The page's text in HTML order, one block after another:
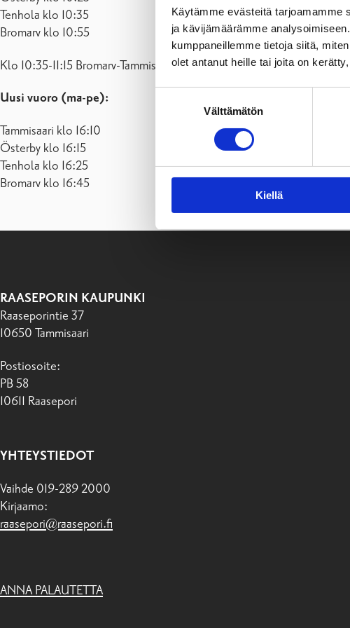
Käytämme evästeitä tarjoamamme
ja kävijämäärämme
kumppaneillemme tietoja siitä,
olet antanut heille tai joita on
Välttämätön
Kiellä
Tenhola klo 10:35
Bromarv klo 10:55
Klo 10:35-11:15 Bromarv-Tammisaari vuorolakkautetetaan eli ei kulje
Uusi vuoro (ma-pe):
Tammisaari klo 16:10
Österby klo 16:15
Tenhola klo 16:25
Bromarv klo 16:45
RAASEPORIN KAUPUNKI
Raaseporintie 37
10650 Tammisaari
Postiosoite:
PB 58
10611 Raasepori
YHTEYSTIEDOT
Vaihde 019-289 2000
Kirjaamo:
raasepori@raasepori.fi
ANNA PALAUTETTA